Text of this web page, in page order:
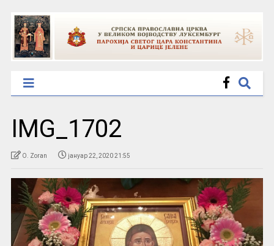
IMG_1702
O. Zoran јануар 22, 2020 21:55